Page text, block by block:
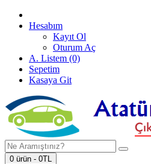
Hesabım
Kayıt Ol
Oturum Aç
A. Listem (0)
Sepetim
Kasaya Git
0 ürün - 0TL